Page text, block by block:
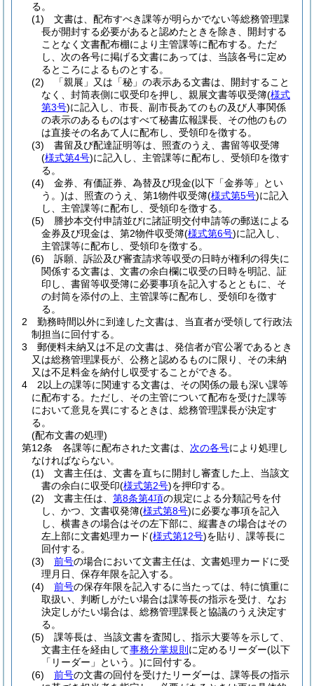
る。
(1)
文書は、配布すべき課等が明らかでない等総務管理課
長が開封する必要があると認めたときを除き、開封する
ことなく文書配布棚により主管課等に配布する。 ただ
し、次の各号に掲げる文書にあっては、当該各号に定め
るところによるものとする。
(2)
「親展」又は「秘」の表示ある文書は、開封すること
なく、封筒表側に収受印を押し、親展文書等収受簿(様式
第3号)に記入し、市長、副市長あてのもの及び人事関係
の表示のあるものはすべて秘書広報課長、その他のもの
は直接その名あて人に配布し、受領印を徴する。
(3)
書留及び配達証明等は、照査のうえ、書留等収受簿
(様式第4号)に記入し、主管課等に配布し、受領印を徴す
る。
(4)
金券、有価証券、為替及び現金(以下「金券等」とい
う。)は、照査のうえ、第1物件収受簿(様式第5号)に記入
し、主管課等に配布し、受領印を徴する。
(5)
謄抄本交付申請並びに諸証明交付申請等の郵送による
金券及び現金は、第2物件収受簿(様式第6号)に記入し、
主管課等に配布し、受領印を徴する。
(6)
訴願、訴訟及び審査請求等収受の日時が権利の得失に
関係する文書は、文書の余白欄に収受の日時を明記、証
印し、書留等収受簿に必要事項を記入するとともに、そ
の封筒を添付の上、主管課等に配布し、受領印を徴す
る。
2
勤務時間以外に到達した文書は、当直者が受領して行政法
制担当に回付する。
3
郵便料未納又は不足の文書は、発信者が官公署であるとき
又は総務管理課長が、公務と認めるものに限り、その未納
又は不足料金を納付し収受することができる。
4
2以上の課等に関連する文書は、その関係の最も深い課等
に配布する。 ただし、その主管について配布を受けた課等
において意見を異にするときは、総務管理課長が決定す
る。
(配布文書の処理)
第12条
各課等に配布された文書は、 次の各号により処理し
なければならない。
(1)
文書主任は、文書を直ちに開封し審査した上、当該文
書の余白に収受印(様式第2号)を押印する。
(2)
文書主任は、 第8条第4項の規定による分類記号を付
し、かつ、文書収発簿(様式第8号)に必要な事項を記入
し、横書きの場合はその左下部に、縦書きの場合はその
左上部に文書処理カード(様式第12号)を貼り、課等長に
回付する。
(3)
前号の場合において文書主任は、文書処理カードに受
理月日、保存年限を記入する。
(4)
前号の保存年限を記入するに当たっては、特に慎重に
取扱い、判断しがたい場合は課等長の指示を受け、なお
決定しがたい場合は、総務管理課長と協議のうえ決定す
る。
(5)
課等長は、当該文書を査閲し、指示大要等を示して、
文書主任を経由して事務分掌規則 に定めるリーダー(以下
「リーダー」という。)に回付する。
(6)
前号の文書の回付を受けたリーダーは、課等長の指示